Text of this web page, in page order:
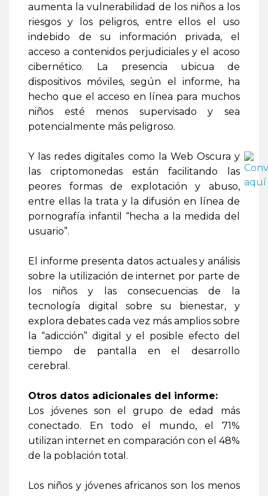
aumenta la vulnerabilidad de los niños a los
riesgos y los peligros, entre ellos el uso
indebido de su información privada, el
acceso a contenidos perjudiciales y el acoso
cibernético. La presencia ubicua de
dispositivos móviles, según el informe, ha
hecho que el acceso en línea para muchos
niños esté menos supervisado y sea
potencialmente más peligroso.
Y las redes digitales como la Web Oscura y
las criptomonedas están facilitando las
peores formas de explotación y abuso,
entre ellas la trata y la difusión en línea de
pornografía infantil “hecha a la medida del
usuario”.
El informe presenta datos actuales y análisis
sobre la utilización de internet por parte de
los niños y las consecuencias de la
tecnología digital sobre su bienestar, y
explora debates cada vez más amplios sobre
la “adicción” digital y el posible efecto del
tiempo de pantalla en el desarrollo
cerebral.
Otros datos adicionales del informe:
Los jóvenes son el grupo de edad más
conectado. En todo el mundo, el 71%
utilizan internet en comparación con el 48%
de la población total.
Los niños y jóvenes africanos son los menos